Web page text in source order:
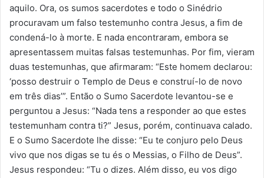
aquilo. Ora, os sumos sacerdotes e todo o Sinédrio
procuravam um falso testemunho contra Jesus, a fim de
condená-lo à morte. E nada encontraram, embora se
apresentassem muitas falsas testemunhas. Por fim, vieram
duas testemunhas, que afirmaram: “Este homem declarou:
‘posso destruir o Templo de Deus e construí-lo de novo
em três dias’”. Então o Sumo Sacerdote levantou-se e
perguntou a Jesus: “Nada tens a responder ao que estes
testemunham contra ti?” Jesus, porém, continuava calado.
E o Sumo Sacerdote lhe disse: “Eu te conjuro pelo Deus
vivo que nos digas se tu és o Messias, o Filho de Deus”.
Jesus respondeu: “Tu o dizes. Além disso, eu vos digo